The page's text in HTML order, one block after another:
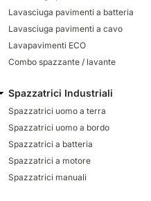
Lavasciuga pavimenti a batteria
Lavasciuga pavimenti a cavo
Lavapavimenti ECO
Combo spazzante / lavante
Spazzatrici Industriali
Spazzatrici uomo a terra
Spazzatrici uomo a bordo
Spazzatrici a batteria
Spazzatrici a motore
Spazzatrici manuali